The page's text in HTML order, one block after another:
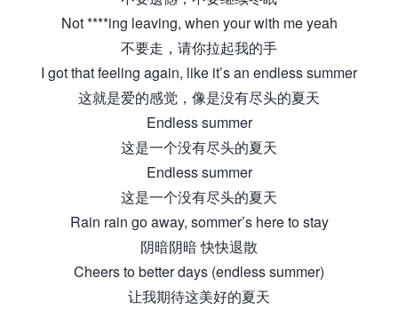
Not ****ing leaving, when your with me yeah
不要走，请你拉起我的手
I got that feeling again, like it’s an endless summer
这就是爱的感觉，像是没有尽头的夏天
Endless summer
这是一个没有尽头的夏天
Endless summer
这是一个没有尽头的夏天
Rain rain go away, sommer’s here to stay
阴暗阴暗 快快退散
Cheers to better days (endless summer)
让我期待这美好的夏天